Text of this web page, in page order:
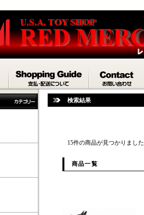
検索結果
15件の商品が見つかりました
商品一覧